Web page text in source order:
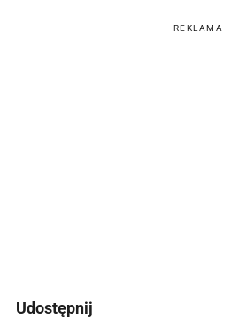
REKLAMA
Udostępnij